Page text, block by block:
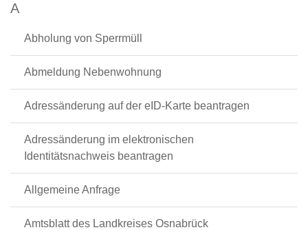
A
Abholung von Sperrmüll
Abmeldung Nebenwohnung
Adressänderung auf der eID-Karte beantragen
Adressänderung im elektronischen
Identitätsnachweis beantragen
Allgemeine Anfrage
Amtsblatt des Landkreises Osnabrück